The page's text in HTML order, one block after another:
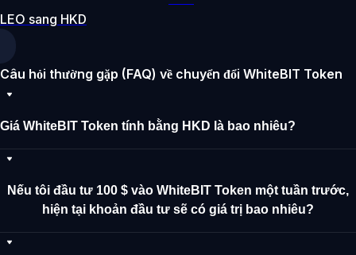
LEO sang HKD
Câu hỏi thường gặp (FAQ) về chuyển đổi WhiteBIT Token
Giá WhiteBIT Token tính bằng HKD là bao nhiêu?
Nếu tôi đầu tư 100 $ vào WhiteBIT Token một tuần trước,
hiện tại khoản đầu tư sẽ có giá trị bao nhiêu?